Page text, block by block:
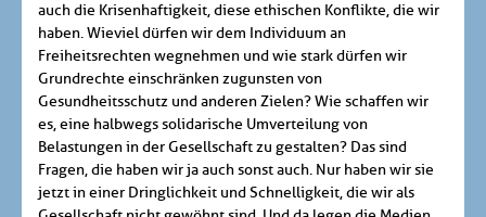
auch die Krisenhaftigkeit, diese ethischen Konflikte, die wir
haben. Wieviel dürfen wir dem Individuum an
Freiheitsrechten wegnehmen und wie stark dürfen wir
Grundrechte einschränken zugunsten von
Gesundheitsschutz und anderen Zielen? Wie schaffen wir
es, eine halbwegs solidarische Umverteilung von
Belastungen in der Gesellschaft zu gestalten? Das sind
Fragen, die haben wir ja auch sonst auch. Nur haben wir sie
jetzt in einer Dringlichkeit und Schnelligkeit, die wir als